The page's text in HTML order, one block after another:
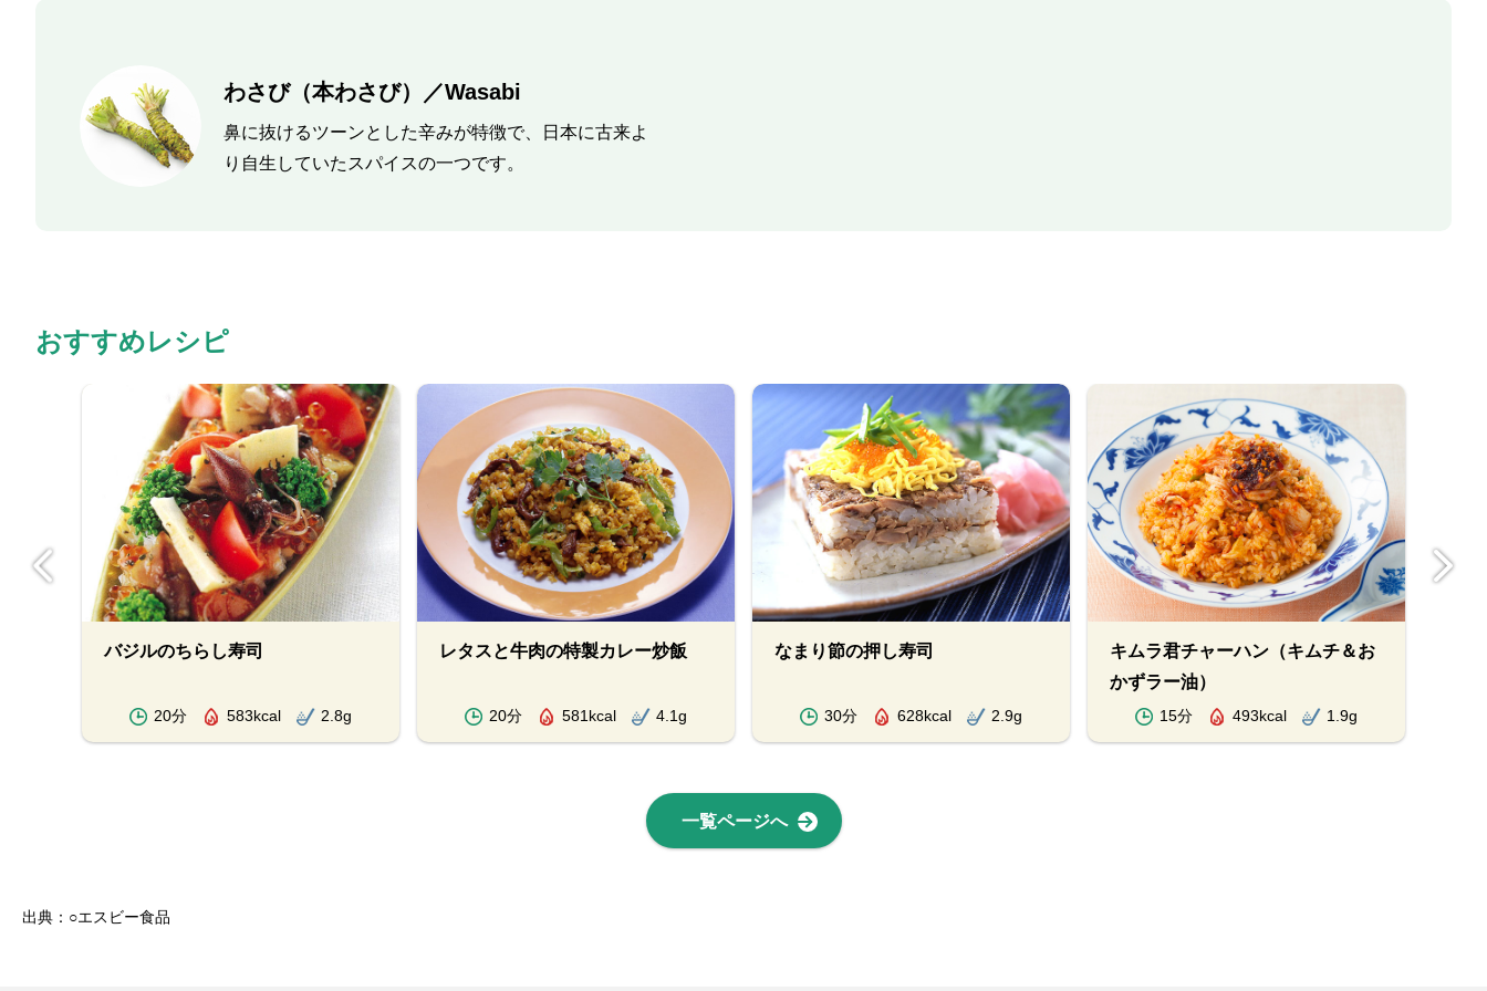
わさび（本わさび）／Wasabi
鼻に抜けるツーンとした辛みが特徴で、日本に古来よ
り自生していたスパイスの一つです。
おすすめレシピ
バジルのちらし寿司
20分 583kcal 2.8g
レタスと牛肉の特製カレー炒飯
20分 581kcal 4.1g
なまり節の押し寿司
30分 628kcal 2.9g
キムラ君チャーハン（キムチ＆お
かずラー油）
15分 493kcal 1.9g
一覧ページへ
出典：○エスビー食品